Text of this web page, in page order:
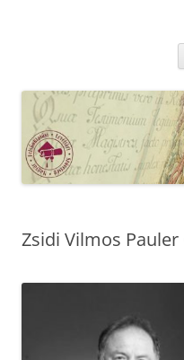
Zsidi Vilmos